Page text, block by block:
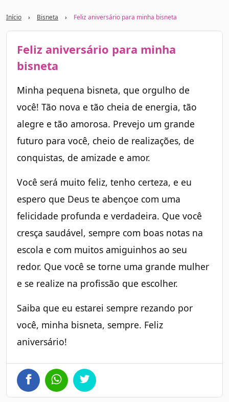
Início › Bisneta › Feliz aniversário para minha bisneta
Feliz aniversário para minha
bisneta
Minha pequena bisneta, que orgulho de
você! Tão nova e tão cheia de energia, tão
alegre e tão amorosa. Prevejo um grande
futuro para você, cheio de realizações, de
conquistas, de amizade e amor.
Você será muito feliz, tenho certeza, e eu
espero que Deus te abençoe com uma
felicidade profunda e verdadeira. Que você
cresça saudável, sempre com boas notas na
escola e com muitos amiguinhos ao seu
redor. Que você se torne uma grande mulher
e se realize na profissão que escolher.
Saiba que eu estarei sempre rezando por
você, minha bisneta, sempre. Feliz
aniversário!